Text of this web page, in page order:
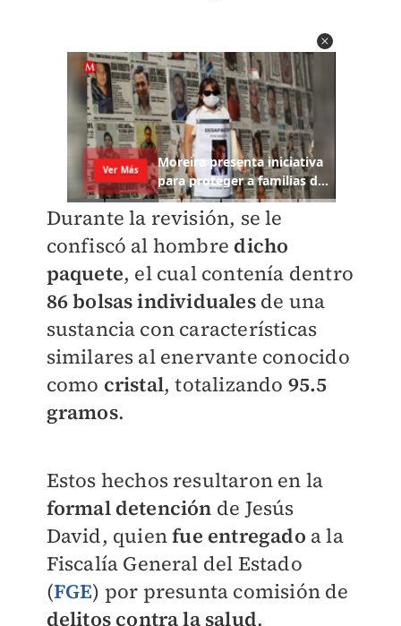
Durante la revisión, se le
confiscó al hombre dicho
paquete, el cual contenía dentro
86 bolsas individualesde una
sustancia con características
similares al enervante conocido
como cristal, totalizando 95.5
gramos.
Estos hechos resultaron en la
formal detención de Jesús
David, quienfue entregado a la
Fiscalía General del Estado
(FGE) por presunta comisión de
delitos contra la salud.